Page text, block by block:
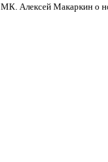
МК. Алексей Макаркин о